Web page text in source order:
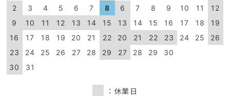
2
3 4 5 6 7
8
9
10 11 12 13 14
15
16
17 18 19 20 21
22
23
24 25 26 27 28
29
30
31
6
7 8 9 10 11
12
13
14 15 16 17 18
19
20
21 22 23 24 25
26
27
28 29 30
：休業日